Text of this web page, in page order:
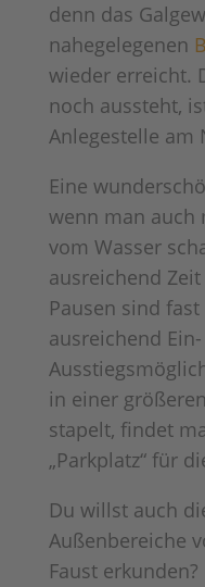
denn das
nahegelegenen
wieder erreicht.
noch aussteht,
Anlegestelle am
Eine
wenn man auch
vom Wasser
ausreichend
Pausen sind
ausreichend
in einer
stapelt, findet
„Parkplatz“ für
Du willst auch
Außenbereiche
Faust